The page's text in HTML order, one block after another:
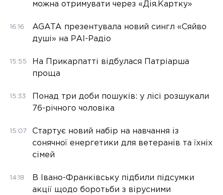
можна отримувати через «Дія.Картку»
16:16
AGATA презентувала новий сингл «Сяйво
душі» на РАІ-Радіо
15:55
На Прикарпатті відбулася Патріарша
проща
15:33
Понад три доби пошуків: у лісі розшукали
76-річного чоловіка
15:07
Стартує новий набір на навчання із
сонячної енергетики для ветеранів та їхніх
сімей
14:18
В Івано-Франківську підбили підсумки
акції щодо боротьби з вірусними